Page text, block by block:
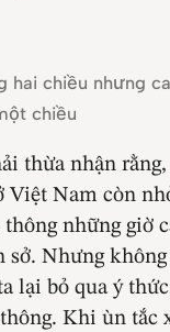
hai chiều nhưng
chiều
thừa nhận
Việt Nam còn
thông những giờ
sở. Nhưng
lại bỏ qua ý
Khi ùn tắc